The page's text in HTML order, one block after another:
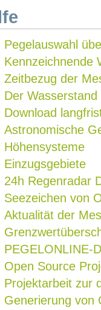
Pegelauswahl
Kennzeichnende
Zeitbezug der
Der Wasserstand
Download
Astronomische
Höhensysteme
Einzugsgebiete
24h Regenradar
Seezeichen von
Aktualität der
PEGELONLINE-
Open Source
Projektarbeit zur
Generierung von